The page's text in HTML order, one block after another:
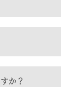
か？